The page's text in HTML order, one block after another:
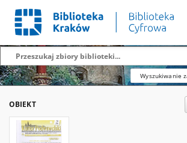
Wyszukiwanie
OBIEKT